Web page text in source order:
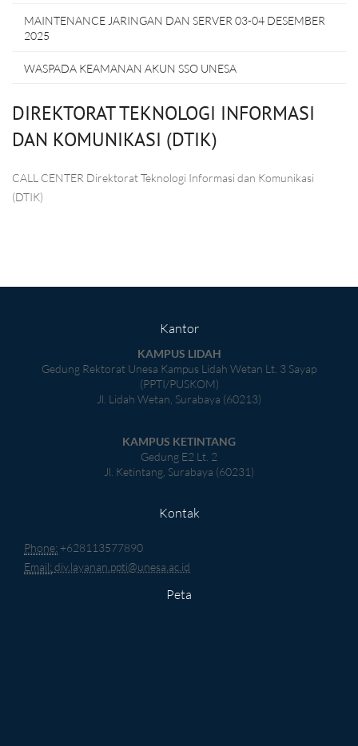
MAINTENANCE JARINGAN DAN SERVER 03-04 DESEMBER
2025
WASPADA KEAMANAN AKUN SSO UNESA
DIREKTORAT TEKNOLOGI INFORMASI
DAN KOMUNIKASI (DTIK)
CALL CENTER Direktorat Teknologi Informasi dan Komunikasi
(DTIK)
Kantor
KAMPUS LIDAH
Gedung Rektorat Unesa Kampus Lidah Wetan Lt. 3 Sayap
(PPTI/PUSKOM)
Jl. Lidah Wetan, Surabaya (60213)
KAMPUS KETINTANG
Gedung E2 Lt. 2
Jl. Ketintang, Surabaya (60231)
Kontak
Phone: +628113577890
Email: div.layanan.ppti@unesa.ac.id
Peta